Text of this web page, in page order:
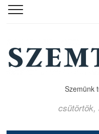
Szemünk
csütörtök,